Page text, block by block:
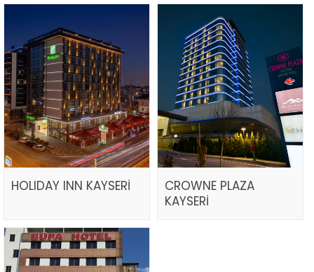
HOLIDAY INN KAYSERİ
CROWNE PLAZA
KAYSERİ